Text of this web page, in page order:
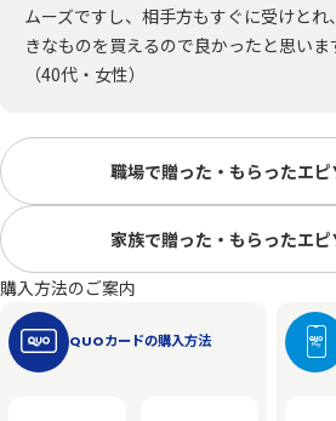
ムーズですし、相手方もすぐに受けと
きなものを買えるので良かったと思いま
（40代・女性）
職場で贈った・もらったエ
家族で贈った・もらったエ
購入方法のご案内
QUOカードの購入方法